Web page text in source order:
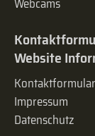
Website
Impressum
Datenschutz